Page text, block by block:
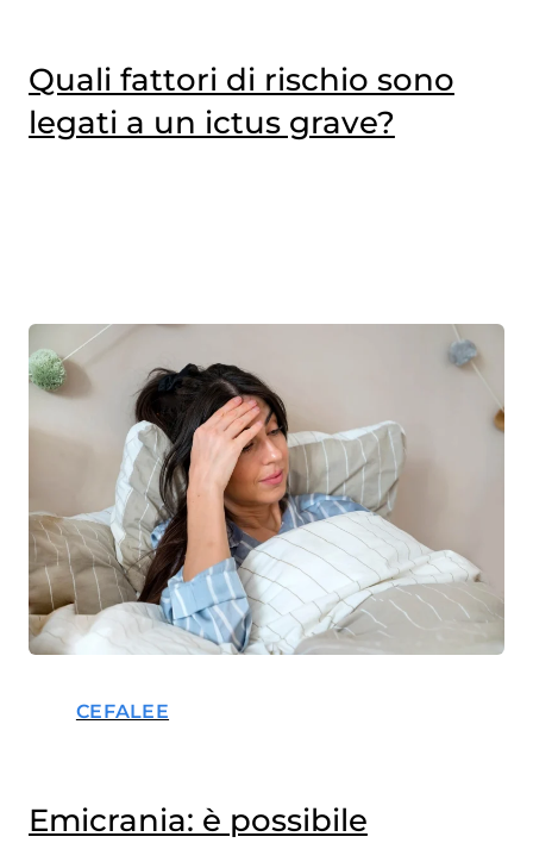
Quali fattori di rischio sono
legati a un ictus grave?
CEFALEE
Emicrania: è possibile